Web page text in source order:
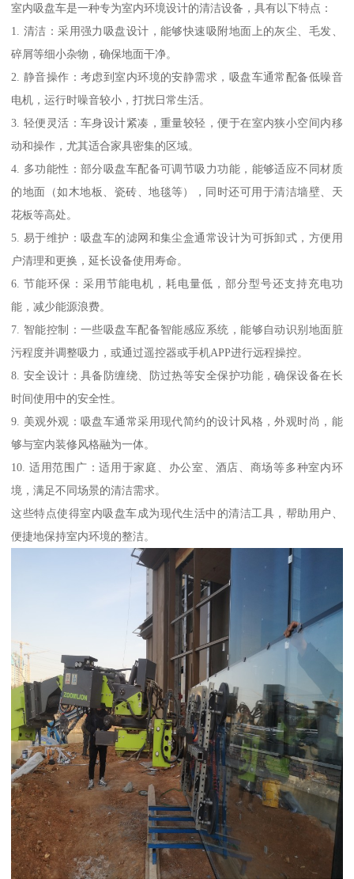
室内吸盘车是一种专为室内环境设计的清洁设备，具有以下特点：
1. 清洁：采用强力吸盘设计，能够快速吸附地面上的灰尘、毛发、
碎屑等细小杂物，确保地面干净。
2. 静音操作：考虑到室内环境的安静需求，吸盘车通常配备低噪音
电机，运行时噪音较小，打扰日常生活。
3. 轻便灵活：车身设计紧凑，重量较轻，便于在室内狭小空间内移
动和操作，尤其适合家具密集的区域。
4. 多功能性：部分吸盘车配备可调节吸力功能，能够适应不同材质
的地面（如木地板、瓷砖、地毯等），同时还可用于清洁墙壁、天
花板等高处。
5. 易于维护：吸盘车的滤网和集尘盒通常设计为可拆卸式，方便用
户清理和更换，延长设备使用寿命。
6. 节能环保：采用节能电机，耗电量低，部分型号还支持充电功
能，减少能源浪费。
7. 智能控制：一些吸盘车配备智能感应系统，能够自动识别地面脏
污程度并调整吸力，或通过遥控器或手机APP进行远程操控。
8. 安全设计：具备防缠绕、防过热等安全保护功能，确保设备在长
时间使用中的安全性。
9. 美观外观：吸盘车通常采用现代简约的设计风格，外观时尚，能
够与室内装修风格融为一体。
10. 适用范围广：适用于家庭、办公室、酒店、商场等多种室内环
境，满足不同场景的清洁需求。
这些特点使得室内吸盘车成为现代生活中的清洁工具，帮助用户、
便捷地保持室内环境的整洁。